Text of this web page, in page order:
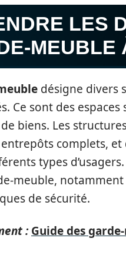
LES
MEUBLE
désigne divers
Ce sont des
biens. Les
complets,
types
meuble,
de sécurité.
: Guide des